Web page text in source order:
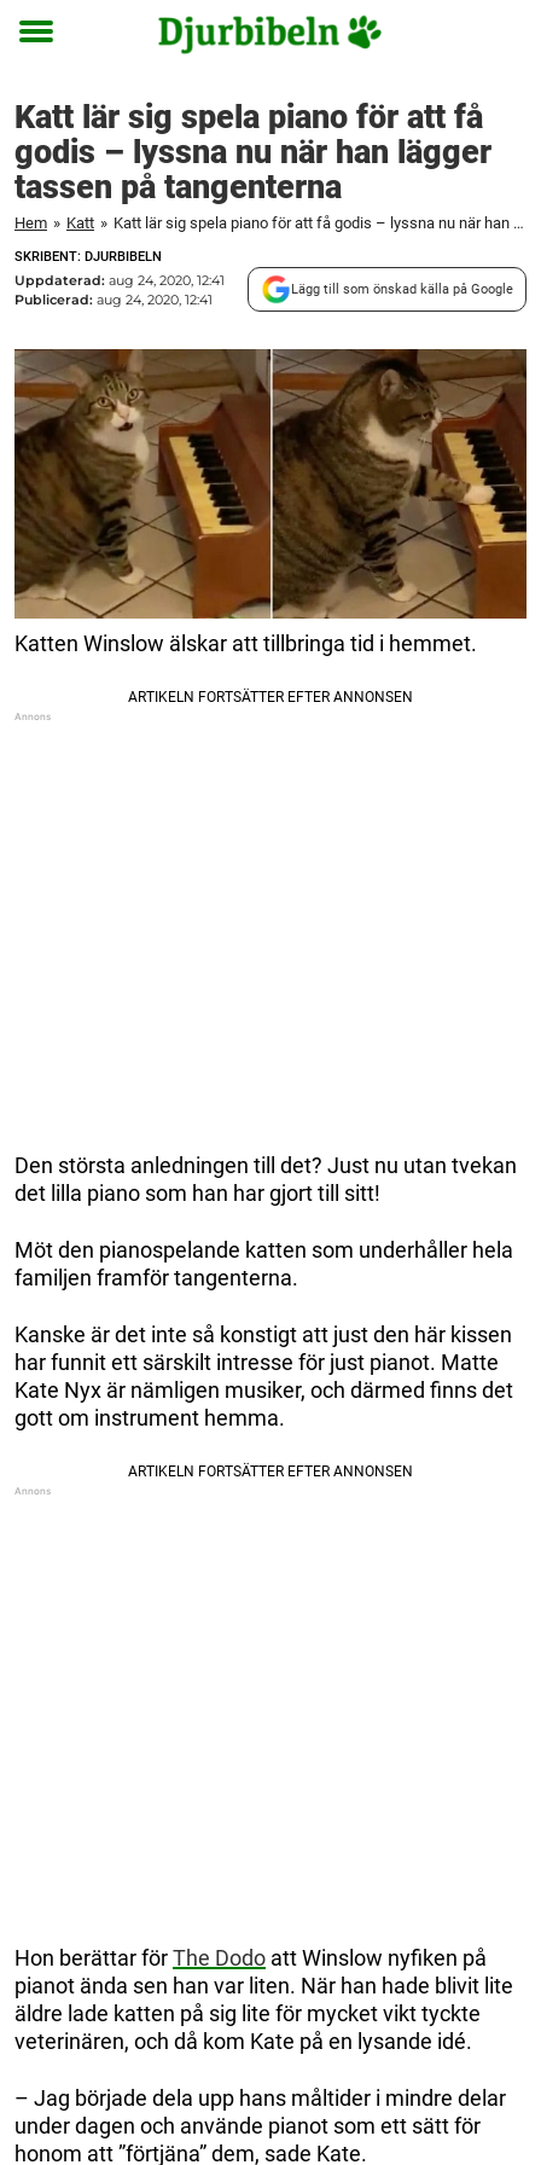
Toggle
Katt lär sig spela piano för att få
godis – lyssna nu när han lägger
tassen på tangenterna
Hem » Katt » Katt lär sig spela piano för att få godis – lyssna nu när han lägger tassen på tangenterna
SKRIBENT: DJURBIBELN
Uppdaterad: aug 24, 2020, 12:41
Publicerad: aug 24, 2020, 12:41
Lägg till som önskad källa på Google
Katten Winslow älskar att tillbringa tid i hemmet.
Den största anledningen till det? Just nu utan tvekan
det lilla piano som han har gjort till sitt!
Möt den pianospelande katten som underhåller hela
familjen framför tangenterna.
Kanske är det inte så konstigt att just den här kissen
har funnit ett särskilt intresse för just pianot. Matte
Kate Nyx är nämligen musiker, och därmed finns det
gott om instrument hemma.
Hon berättar förThe Dodo att Winslow nyfiken på
pianot ända sen han var liten. När han hade blivit lite
äldre lade katten på sig lite för mycket vikt tyckte
veterinären, och då kom Kate på en lysande idé.
– Jag började dela upp hans måltider i mindre delar
under dagen och använde pianot som ett sätt för
honom att ”förtjäna” dem, sade Kate.